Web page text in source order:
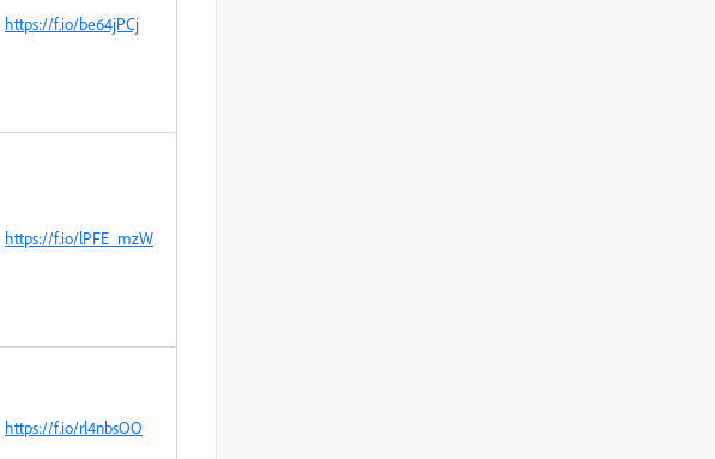
https://f.io/be64jPCj
https://f.io/lPFE_mzW
https://f.io/rl4nbsOO